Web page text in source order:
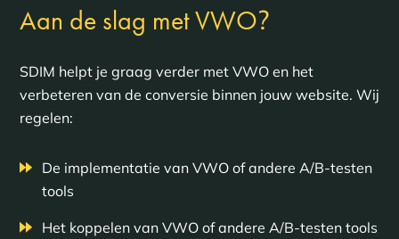
Aan de slag met VWO?
SDIM helpt je graag verder met VWO en het
verbeteren van de conversie binnen jouw website. Wij
regelen:
De implementatie van VWO of andere A/B-testen
tools
Het koppelen van VWO of andere A/B-testen tools